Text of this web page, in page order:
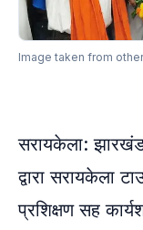
Image taken from
सरायकेला: झारखंड
द्वारा सरायकेला
प्रशिक्षण सह